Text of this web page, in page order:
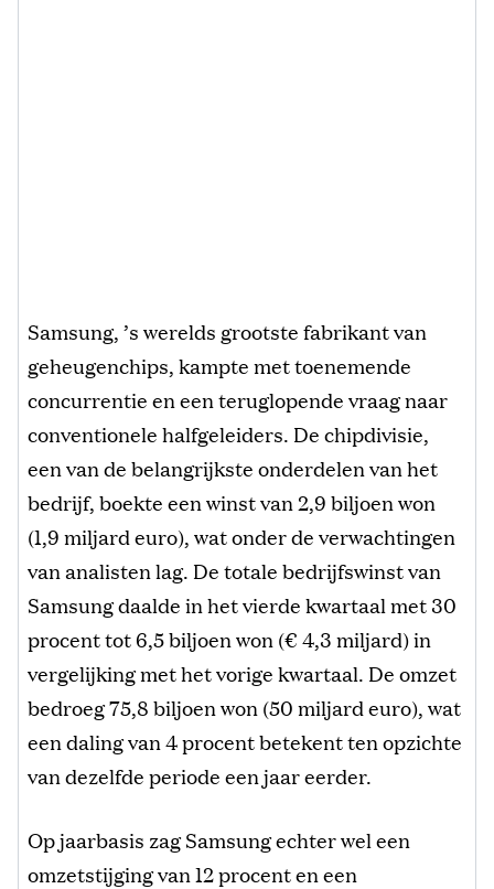
Samsung, ’s werelds grootste fabrikant van
geheugenchips, kampte met toenemende
concurrentie en een teruglopende vraag naar
conventionele halfgeleiders. De chipdivisie,
een van de belangrijkste onderdelen van het
bedrijf, boekte een winst van 2,9 biljoen won
(1,9 miljard euro), wat onder de verwachtingen
van analisten lag. De totale bedrijfswinst van
Samsung daalde in het vierde kwartaal met 30
procent tot 6,5 biljoen won (€ 4,3 miljard) in
vergelijking met het vorige kwartaal. De omzet
bedroeg 75,8 biljoen won (50 miljard euro), wat
een daling van 4 procent betekent ten opzichte
van dezelfde periode een jaar eerder.
Op jaarbasis zag Samsung echter wel een
omzetstijging van 12 procent en een